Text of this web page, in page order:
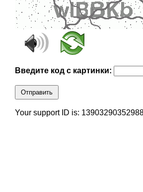
Введите код с картинки:
Отправить
Your support ID is: